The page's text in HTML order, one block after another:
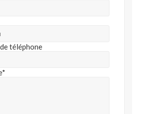
téléphone